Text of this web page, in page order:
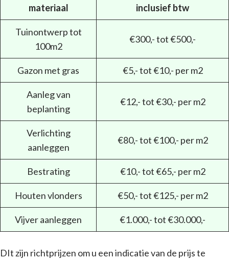
materiaal
inclusief btw
Tuinontwerp tot
100m2
€300,- tot €500,-
Gazon met gras €5,- tot €10,- per m2
Aanleg van
beplanting
€12,- tot €30,- per m2
Verlichting
aanleggen
€80,- tot €100,- per m2
Bestrating €10,- tot €65,- per m2
Houten vlonders €50,- tot €125,- per m2
Vijver aanleggen €1.000,- tot €30.000,-
DIt zijn richtprijzen om u een indicatie van de prijs te